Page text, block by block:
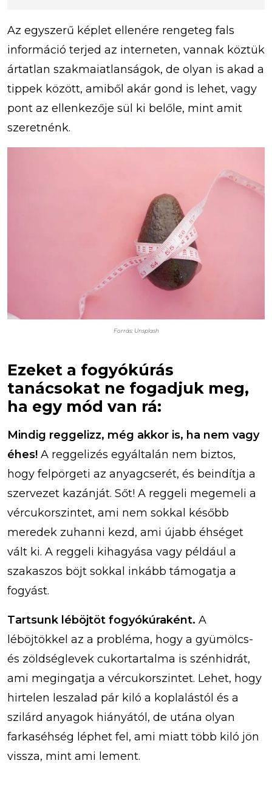
Az egyszerű képlet ellenére rengeteg fals
információ terjed az interneten, vannak köztük
ártatlan szakmaiatlanságok, de olyan is akad a
tippek között, amiből akár gond is lehet, vagy
pont az ellenkezője sül ki belőle, mint amit
szeretnénk.
Forrás: Unsplash
Ezeket a fogyókúrás
tanácsokat ne fogadjuk meg,
ha egy mód van rá:
Mindig reggelizz, még akkor is, ha nem vagy
éhes! A reggelizés egyáltalán nem biztos,
hogy felpörgeti az anyagcserét, és beindítja a
szervezet kazánját. Sőt! A reggeli megemeli a
vércukorszintet, ami nem sokkal később
meredek zuhanni kezd, ami újabb éhséget
vált ki. A reggeli kihagyása vagy például a
szakaszos böjt sokkal inkább támogatja a
fogyást.
Tartsunk léböjtöt fogyókúraként. A
léböjtökkel az a probléma, hogy a gyümölcs-
és zöldséglevek cukortartalma is szénhidrát,
ami megingatja a vércukorszintet. Lehet, hogy
hirtelen leszalad pár kiló a koplalástól és a
szilárd anyagok hiányától, de utána olyan
farkaséhség léphet fel, ami miatt több kiló jön
vissza, mint ami lement.